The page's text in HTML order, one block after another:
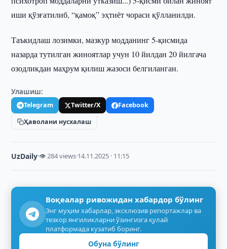
иши қўзғатилиб, “қамоқ” эҳтиёт чораси қўлланилди.
Таъкидлаш лозимки, мазкур модданинг 5-қисмида
назарда тутилган жиноятлар учун 10 йилдан 20 йилгача
озодликдан маҳрум қилиш жазоси белгиланган.
Улашиш:
Telegram Twitter/X
Facebook
Ҳаволани нусхалаш
UzDaily·👁 284 views·14.11.2025 · 11:15
Воқеалар ривожидан хабардор бўлинг
Энг муҳим хабарлар, эксклюзив репортажлар ва
тезкор янгиликларни ўзингизга қулай
платформада кузатиб боринг.
Обуна бўлинг